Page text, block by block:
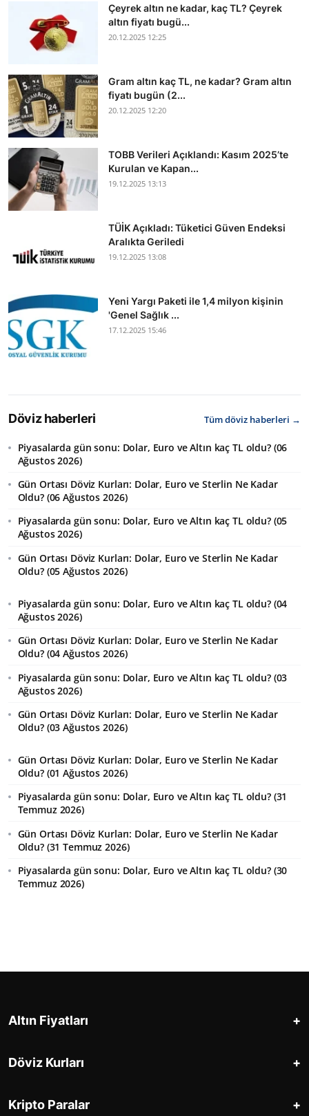
Çeyrek altın ne kadar, kaç TL? Çeyrek
altın fiyatı bugü...
20.12.2025 12:25
Gram altın kaç TL, ne kadar? Gram altın
fiyatı bugün (2...
20.12.2025 12:20
TOBB Verileri Açıklandı: Kasım 2025’te
Kurulan ve Kapan...
19.12.2025 13:13
TÜİK Açıkladı: Tüketici Güven Endeksi
Aralıkta Geriledi
19.12.2025 13:08
Yeni Yargı Paketi ile 1,4 milyon kişinin
'Genel Sağlık ...
17.12.2025 15:46
Döviz haberleri Tüm döviz haberleri →
Piyasalarda gün sonu: Dolar, Euro ve Altın kaç TL oldu? (06
Ağustos 2026)
Gün Ortası Döviz Kurları: Dolar, Euro ve Sterlin Ne Kadar
Oldu? (06 Ağustos 2026)
Piyasalarda gün sonu: Dolar, Euro ve Altın kaç TL oldu? (05
Ağustos 2026)
Gün Ortası Döviz Kurları: Dolar, Euro ve Sterlin Ne Kadar
Oldu? (05 Ağustos 2026)
Piyasalarda gün sonu: Dolar, Euro ve Altın kaç TL oldu? (04
Ağustos 2026)
Gün Ortası Döviz Kurları: Dolar, Euro ve Sterlin Ne Kadar
Oldu? (04 Ağustos 2026)
Piyasalarda gün sonu: Dolar, Euro ve Altın kaç TL oldu? (03
Ağustos 2026)
Gün Ortası Döviz Kurları: Dolar, Euro ve Sterlin Ne Kadar
Oldu? (03 Ağustos 2026)
Gün Ortası Döviz Kurları: Dolar, Euro ve Sterlin Ne Kadar
Oldu? (01 Ağustos 2026)
Piyasalarda gün sonu: Dolar, Euro ve Altın kaç TL oldu? (31
Temmuz 2026)
Gün Ortası Döviz Kurları: Dolar, Euro ve Sterlin Ne Kadar
Oldu? (31 Temmuz 2026)
Piyasalarda gün sonu: Dolar, Euro ve Altın kaç TL oldu? (30
Temmuz 2026)
Altın Fiyatları +
Döviz Kurları +
Kripto Paralar +